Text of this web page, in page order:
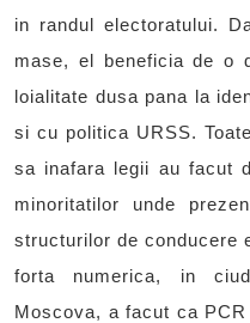
in randul electoratului.
mase, el beneficia de o
loialitate dusa pana la
si cu politica URSS.
sa inafara legii au facut
minoritatilor unde
structurilor de conducere
forta numerica, in
Moscova, a facut ca